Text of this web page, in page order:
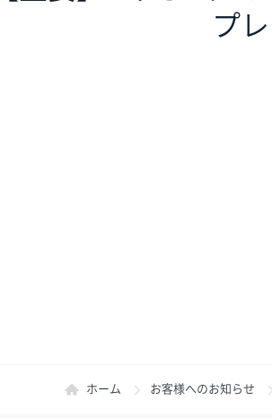
プ
ホーム お客様へのお知らせ